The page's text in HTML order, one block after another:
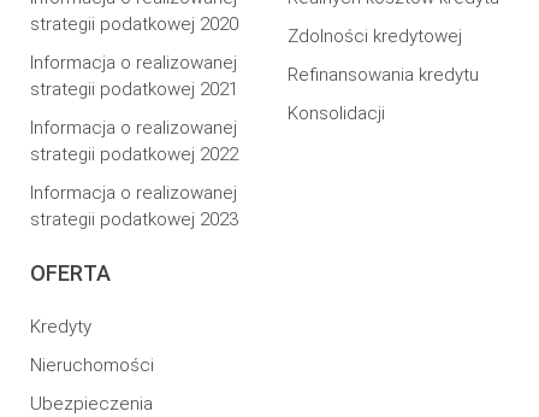
strategii podatkowej 2020
Informacja o realizowanej
strategii podatkowej 2021
Informacja o realizowanej
strategii podatkowej 2022
Informacja o realizowanej
strategii podatkowej 2023
OFERTA
Kredyty
Nieruchomości
Ubezpieczenia
Zdolności kredytowej
Refinansowania kredytu
Konsolidacji